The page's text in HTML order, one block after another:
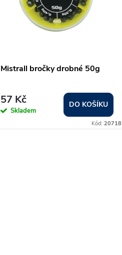
Mistrall bročky drobné 50g
57 Kč
Skladem
DO KOŠÍKU
Kód: 20718